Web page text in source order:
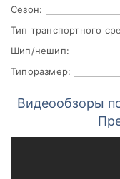
Сезон:
Тип транспортного
Шип/нешип:
Типоразмер:
Видеообзоры